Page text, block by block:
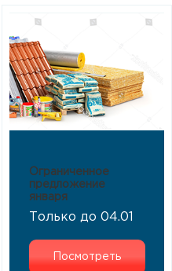
Ограниченное
предложение
января
Только до 04.01
Посмотреть